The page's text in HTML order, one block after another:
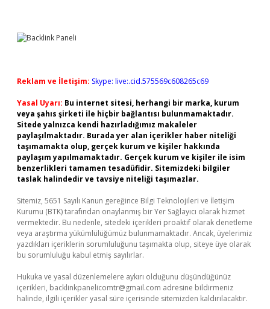
Reklam ve İletişim: Skype: live:.cid.575569c608265c69
Yasal Uyarı: Bu internet sitesi, herhangi bir marka, kurum
veya şahıs şirketi ile hiçbir bağlantısı bulunmamaktadır.
Sitede yalnızca kendi hazırladığımız makaleler
paylaşılmaktadır. Burada yer alan içerikler haber niteliği
taşımamakta olup, gerçek kurum ve kişiler hakkında
paylaşım yapılmamaktadır. Gerçek kurum ve kişiler ile isim
benzerlikleri tamamen tesadüfidir. Sitemizdeki bilgiler
taslak halindedir ve tavsiye niteliği taşımazlar.
Sitemiz, 5651 Sayılı Kanun gereğince Bilgi Teknolojileri ve İletişim
Kurumu (BTK) tarafından onaylanmış bir Yer Sağlayıcı olarak hizmet
vermektedir. Bu nedenle, sitedeki içerikleri proaktif olarak denetleme
veya araştırma yükümlülüğümüz bulunmamaktadır. Ancak, üyelerimiz
yazdıkları içeriklerin sorumluluğunu taşımakta olup, siteye üye olarak
bu sorumluluğu kabul etmiş sayılırlar.
Hukuka ve yasal düzenlemelere aykırı olduğunu düşündüğünüz
içerikleri, backlinkpanelicomtr@gmail.com adresine bildirmeniz
halinde, ilgili içerikler yasal süre içerisinde sitemizden kaldırılacaktır.